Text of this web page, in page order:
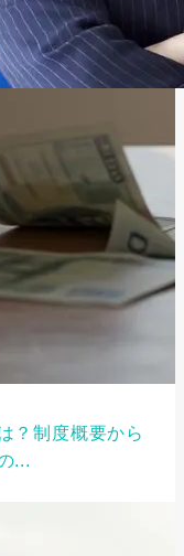
？制度概要から
...